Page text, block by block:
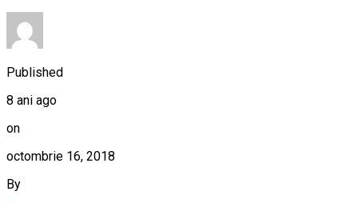
Published
8 ani ago
on
octombrie 16, 2018
By